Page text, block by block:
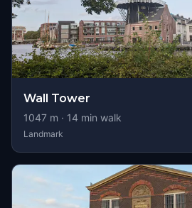
Wall Tower
1047 m · 14 min walk
Landmark